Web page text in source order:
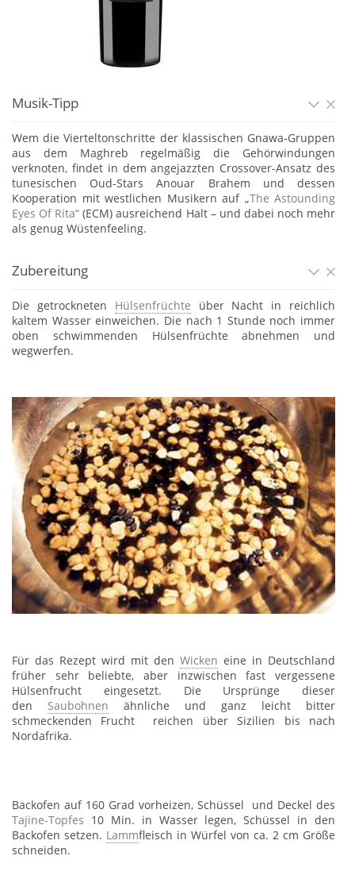
Musik-Tipp
Wem die Vierteltonschritte der klassischen Gnawa-Gruppen
aus dem Maghreb regelmäßig die Gehörwindungen
verknoten, findet in dem angejazzten Crossover-Ansatz des
tunesischen Oud-Stars Anouar Brahem und dessen
Kooperation mit westlichen Musikern auf „The Astounding
Eyes Of Rita“ (ECM) ausreichend Halt – und dabei noch mehr
als genug Wüstenfeeling.
Zubereitung
Die getrockneten Hülsenfrüchte über Nacht in reichlich
kaltem Wasser einweichen. Die nach 1 Stunde noch immer
oben schwimmenden Hülsenfrüchte abnehmen und
wegwerfen.
Für das Rezept wird mit den Wicken eine in Deutschland
früher sehr beliebte, aber inzwischen fast vergessene
Hülsenfrucht eingesetzt. Die Ursprünge dieser
den Saubohnen ähnliche und ganz leicht bitter
schmeckenden Frucht reichen über Sizilien bis nach
Nordafrika.
Backofen auf 160 Grad vorheizen, Schüssel und Deckel des
Tajine-Topfes 10 Min. in Wasser legen, Schüssel in den
Backofen setzen. Lammfleisch in Würfel von ca. 2 cm Größe
schneiden.